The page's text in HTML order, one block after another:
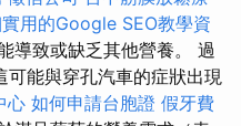
用的Google SEO教學資
導致或缺乏其他營養。 過
可能與穿孔汽車的症狀出現
心 如何申請台胞證 假牙費